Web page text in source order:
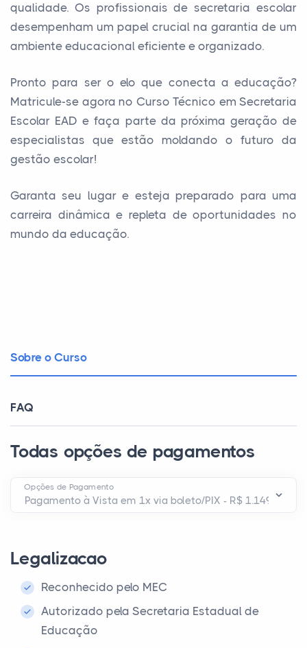
qualidade. Os profissionais de secretaria escolar
desempenham um papel crucial na garantia de um
ambiente educacional eficiente e organizado.
Pronto para ser o elo que conecta a educação?
Matricule-se agora no Curso Técnico em Secretaria
Escolar EAD e faça parte da próxima geração de
especialistas que estão moldando o futuro da
gestão escolar!
Garanta seu lugar e esteja preparado para uma
carreira dinâmica e repleta de oportunidades no
mundo da educação.
Sobre o Curso
FAQ
Todas opções de pagamentos
Opções de Pagamento
Legalizacao
Reconhecido pelo MEC
Autorizado pela Secretaria Estadual de
Educação